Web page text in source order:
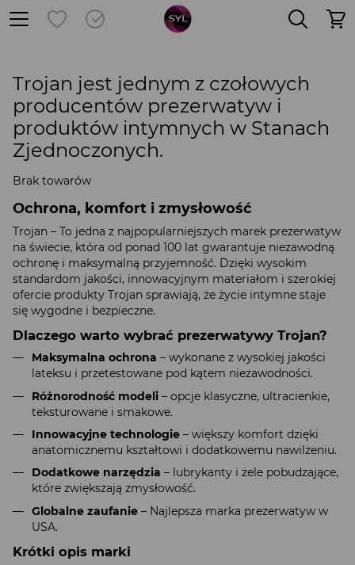
Trojan jest jednym z czołowych
producentów prezerwatyw i
produktów intymnych w Stanach
Zjednoczonych.
Brak towarów
Ochrona, komfort i zmysłowość
Trojan – To jedna z najpopularniejszych marek prezerwatyw
na świecie, która od ponad 100 lat gwarantuje niezawodną
ochronę i maksymalną przyjemność. Dzięki wysokim
standardom jakości, innowacyjnym materiałom i szerokiej
ofercie produkty Trojan sprawiają, że życie intymne staje
się wygodne i bezpieczne.
Dlaczego warto wybrać prezerwatywy Trojan?
Maksymalna ochrona – wykonane z wysokiej jakości
lateksu i przetestowane pod kątem niezawodności.
Różnorodność modeli – opcje klasyczne, ultracienkie,
teksturowane i smakowe.
Innowacyjne technologie – większy komfort dzięki
anatomicznemu kształtowi i dodatkowemu nawilżeniu.
Dodatkowe narzędzia – lubrykanty i żele pobudzające,
które zwiększają zmysłowość.
Globalne zaufanie – Najlepsza marka prezerwatyw w
USA.
Krótki opis marki